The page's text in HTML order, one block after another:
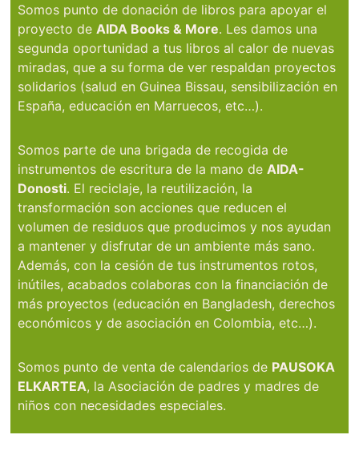
Somos punto de donación de libros para apoyar el
proyecto de AIDA Books & More. Les damos una
segunda oportunidad a tus libros al calor de nuevas
miradas, que a su forma de ver respaldan proyectos
solidarios (salud en Guinea Bissau, sensibilización en
España, educación en Marruecos, etc…).
Somos parte de una brigada de recogida de
instrumentos de escritura de la mano de AIDA-
Donosti. El reciclaje, la reutilización, la
transformación son acciones que reducen el
volumen de residuos que producimos y nos ayudan
a mantener y disfrutar de un ambiente más sano.
Además, con la cesión de tus instrumentos rotos,
inútiles, acabados colaboras con la financiación de
más proyectos (educación en Bangladesh, derechos
económicos y de asociación en Colombia, etc…).
Somos punto de venta de calendarios de PAUSOKA
ELKARTEA, la Asociación de padres y madres de
niños con necesidades especiales.